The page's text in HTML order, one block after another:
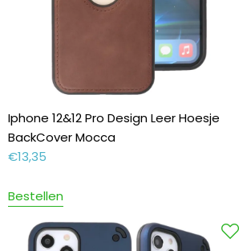
Iphone 12&12 Pro Design Leer Hoesje
BackCover Mocca
€13,35
Bestellen